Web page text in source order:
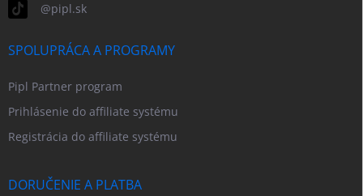
@pipl.sk
SPOLUPRÁCA A PROGRAMY
Pipl Partner program
Prihlásenie do affiliate systému
Registrácia do affiliate systému
DORUČENIE A PLATBA